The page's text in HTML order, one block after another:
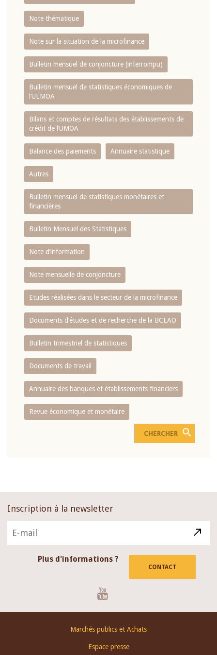
Note thématique
Note sur la situation de la microfinance
Bulletin mensuel de conjoncture (interrompu)
Bulletin mensuel de statistiques économiques de
l‘UEMOA
Bilans et comptes de résultats des établissements de
crédit de l‘UMOA
Balance des paiements Annuaire statistique
Autres
Bulletin mensuel de statistiques monétaires et
financières
Bulletin Mensuel des Statistiques
Note d’information
Note mensuelle de conjoncture
Etudes réalisées dans le secteur de la microfinance
Documents d’études et de recherche de la BCEAO
Bulletin trimestriel de statistiques
Documents de travail
Annuaire des banques et établissements financiers
Revue économique et monétaire
Inscription à la newsletter
Plus d'informations ?
CONTACT
Marchés publics et Achats
Espace presse